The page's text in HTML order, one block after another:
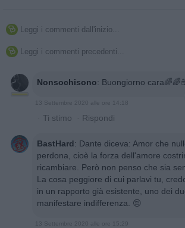
 Leggi i commenti dall'inizio...
 Leggi i commenti precedenti...
Nonsochisono: Buongiorno
· Ti stimo · Rispondi
BastHard: Dante diceva: Amor che
perdona, cioè la forza dell'amore
ricambiare. Però non penso che sia
La cosa peggiore di cui parlavi tu,
in un rapporto già esistente, uno dei
manifestare indifferenza. 😔
13 Settembre 2020 alle ore 15:29